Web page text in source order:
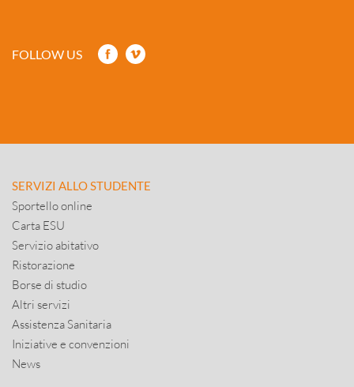
FOLLOW US
SERVIZI ALLO STUDENTE
Sportello online
Carta ESU
Servizio abitativo
Ristorazione
Borse di studio
Altri servizi
Assistenza Sanitaria
Iniziative e convenzioni
News